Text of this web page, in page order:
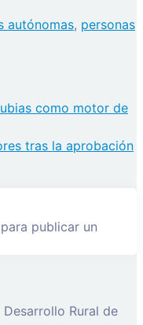
autónomas, personas
como motor de
tras la aprobación
para publicar un
Rural de